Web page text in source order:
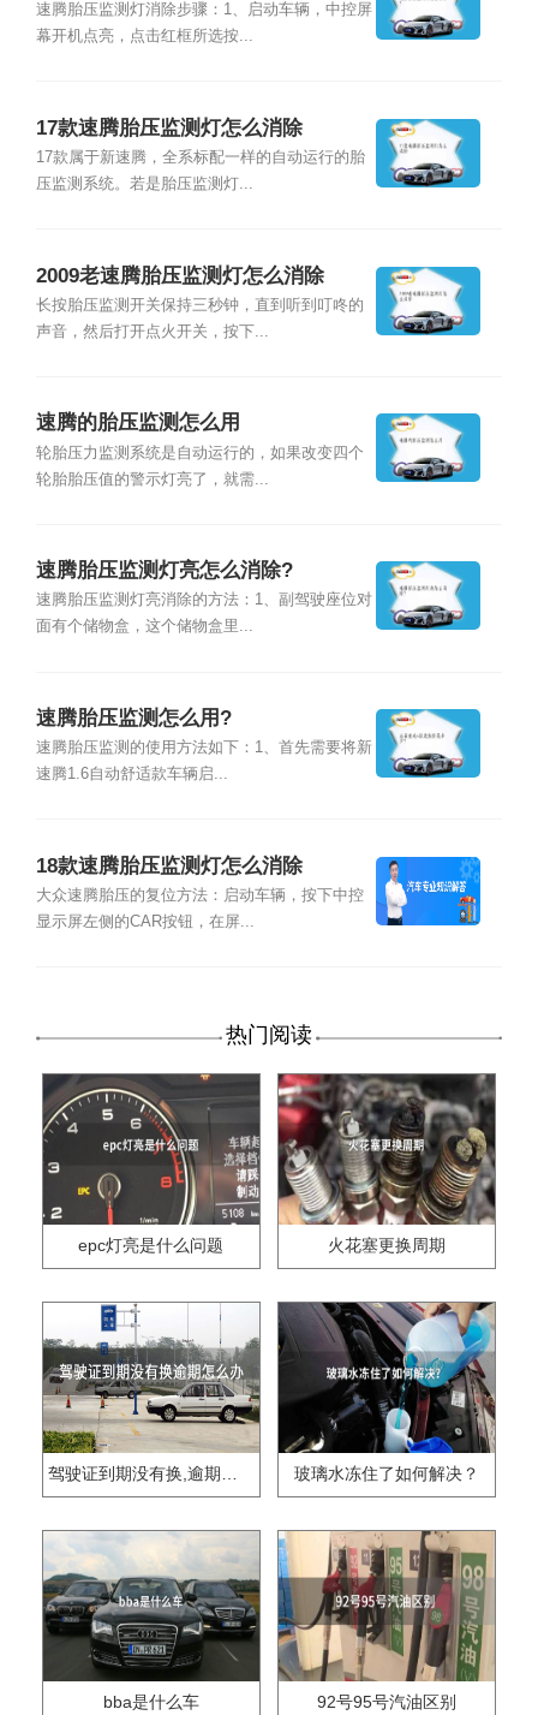
速腾胎压监测灯消除步骤：1、启动车辆，中控屏
幕开机点亮，点击红框所选按...
17款速腾胎压监测灯怎么消除
17款属于新速腾，全系标配一样的自动运行的胎
压监测系统。若是胎压监测灯...
2009老速腾胎压监测灯怎么消除
长按胎压监测开关保持三秒钟，直到听到叮咚的
声音，然后打开点火开关，按下...
速腾的胎压监测怎么用
轮胎压力监测系统是自动运行的，如果改变四个
轮胎胎压值的警示灯亮了，就需...
速腾胎压监测灯亮怎么消除?
速腾胎压监测灯亮消除的方法：1、副驾驶座位对
面有个储物盒，这个储物盒里...
速腾胎压监测怎么用?
速腾胎压监测的使用方法如下：1、首先需要将新
速腾1.6自动舒适款车辆启...
18款速腾胎压监测灯怎么消除
大众速腾胎压的复位方法：启动车辆，按下中控
显示屏左侧的CAR按钮，在屏...
热门阅读
epc灯亮是什么问题 火花塞更换周期
驾驶证到期没有换,逾期怎么办?? 玻璃水冻住了如何解决？
bba是什么车 92号95号汽油区别